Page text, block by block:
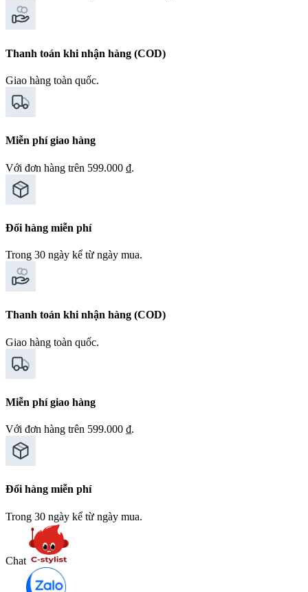
Thanh toán khi nhận hàng (COD)
Giao hàng toàn quốc.
Miễn phí giao hàng
Với đơn hàng trên 599.000 ₫.
Đổi hàng miễn phí
Trong 30 ngày kể từ ngày mua.
Thanh toán khi nhận hàng (COD)
Giao hàng toàn quốc.
Miễn phí giao hàng
Với đơn hàng trên 599.000 ₫.
Đổi hàng miễn phí
Trong 30 ngày kể từ ngày mua.
Chat